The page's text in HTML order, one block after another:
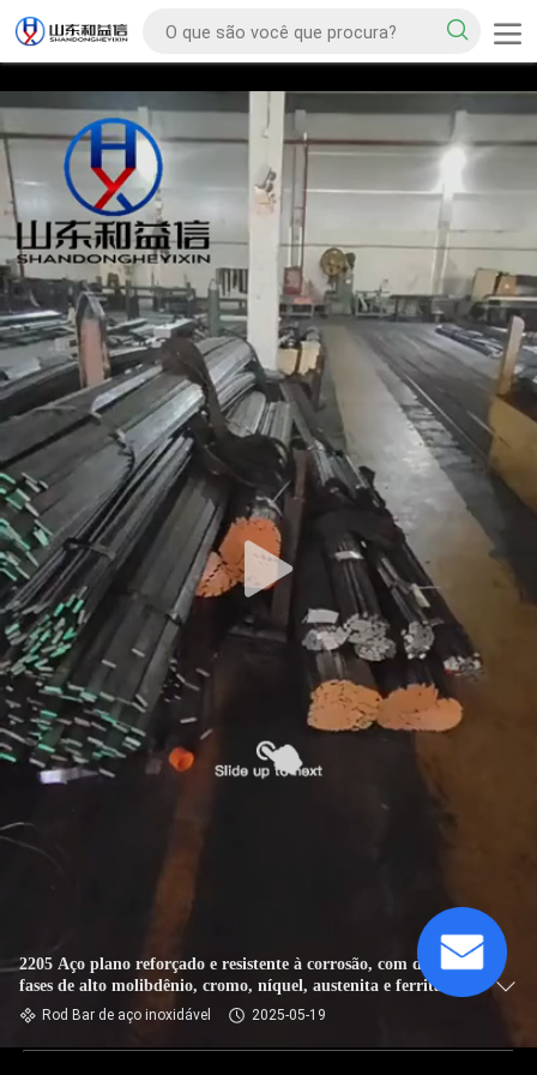
2205 Aço plano reforçado e resistente à corrosão, com duas
fases de alto molibdênio, cromo, níquel, austenita e ferrita
Rod Bar de aço inoxidável 2025-05-19